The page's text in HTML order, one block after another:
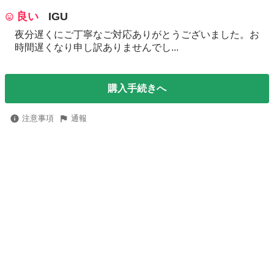
良い
IGU
夜分遅くにご丁寧なご対応ありがとうございました。お
時間遅くなり申し訳ありませんでし...
購入手続きへ
注意事項 通報